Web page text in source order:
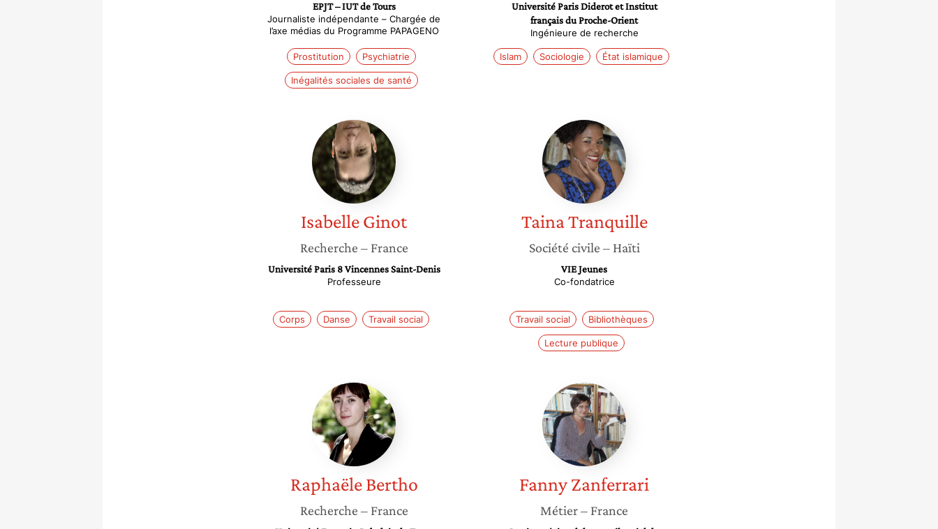
EPJT – IUT de Tours
Journaliste indépendante – Chargée de
l’axe médias du Programme PAPAGENO
Prostitution Psychiatrie
Inégalités sociales de santé
Université Paris Diderot et Institut
français du Proche-Orient
Ingénieure de recherche
Islam Sociologie État islamique
Isabelle
Ginot
IsabelleGinot
Recherche – France
Université Paris 8 Vincennes Saint-Denis
Professeure
Corps Danse Travail social
Taina
Tranquille
TainaTranquille
Société civile – Haïti
VIE Jeunes
Co-fondatrice
Travail social Bibliothèques
Lecture publique
Raphaële
Bertho
Raphaële Bertho
Recherche – France
Fanny
Zanferrari
FannyZanferrari
Métier– France